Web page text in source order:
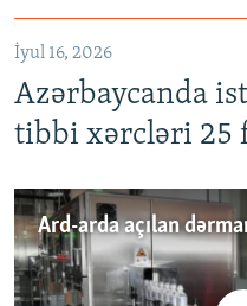
İyul 16, 2026
Azərbaycanda
tibbi xərcləri 25